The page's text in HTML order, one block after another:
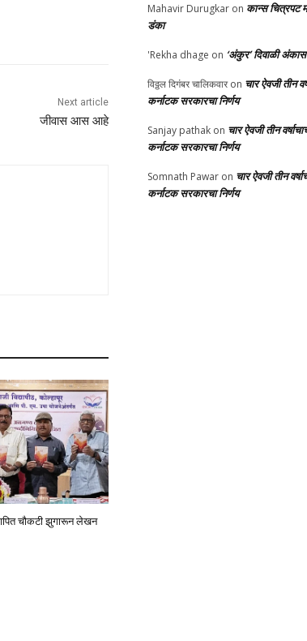
Next article
जीवास आस आहे
चौकटी झुगारून लेखन
Mahavir Durugkar on कान्स चित्रपट
डंका
'Rekha dhage on ‘अंकुर’ दिवाळी
विठ्ठल दिगंबर चालिकवारon चार ऐवजी तीन
कर्नाटक सरकारचा निर्णय
Sanjay pathak on चार ऐवजी तीन
कर्नाटक सरकारचा निर्णय
Somnath Pawar on चार ऐवजी तीन
कर्नाटक सरकारचा निर्णय